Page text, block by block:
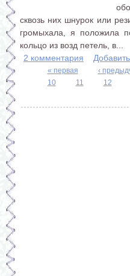
сквозь них шнурок или
громыхала, я положила
кольцо из возд петель, в...
2 комментария
« первая
‹
10
11 12